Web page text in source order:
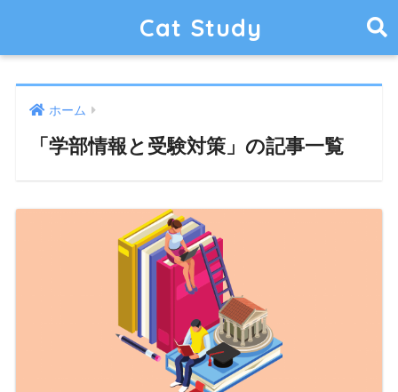
Cat Study
ホーム
「学部情報と受験対策」の記事一覧